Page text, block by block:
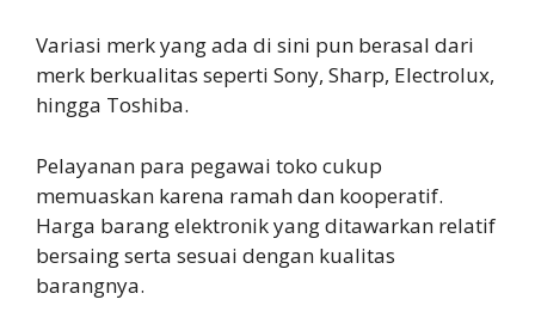
Variasi merk yang ada di sini pun berasal dari
merk berkualitas seperti Sony, Sharp, Electrolux,
hingga Toshiba.
Pelayanan para pegawai toko cukup
memuaskan karena ramah dan kooperatif.
Harga barang elektronik yang ditawarkan relatif
bersaing serta sesuai dengan kualitas
barangnya.